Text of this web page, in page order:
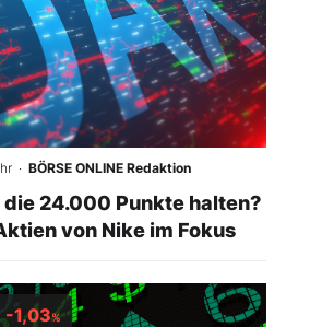
· BÖRSE ONLINE Redaktion
die 24.000 Punkte halten?
von Nike im Fokus
-1,03%